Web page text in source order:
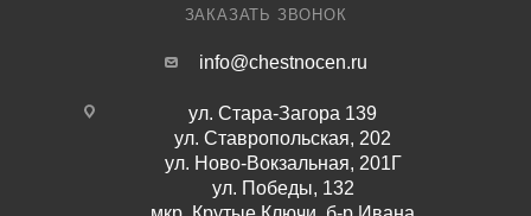
ЗАКАЗАТЬ ЗВОНОК
info@chestnocen.ru
ул. Стара-Загора 139
ул. Ставропольская, 202
ул. Ново-Вокзальная, 201Г
ул. Победы, 132